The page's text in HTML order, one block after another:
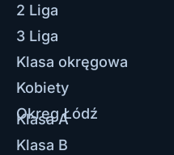
2 Liga
3 Liga
Klasa okręgowa
Kobiety
Okręg Łódź
Klasa A
Klasa B